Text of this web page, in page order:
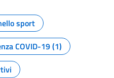
pagina
sport
COVID-19 (1)